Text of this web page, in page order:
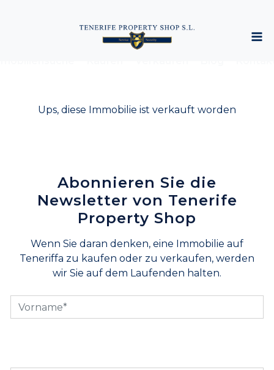
Ups, diese Immobilie ist verkauft worden
Abonnieren Sie die
Newsletter von Tenerife
Property Shop
Wenn Sie daran denken, eine Immobilie auf
Teneriffa zu kaufen oder zu verkaufen, werden
wir Sie auf dem Laufenden halten.